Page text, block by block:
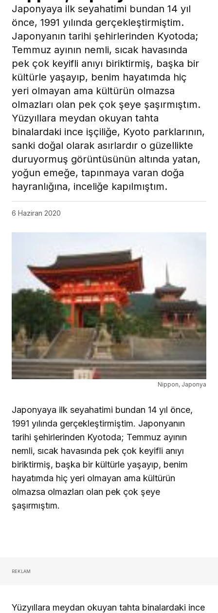
Japonyaya ilk seyahatimi bundan 14 yıl
önce, 1991 yılında gerçekleştirmiştim.
Japonyanın tarihi şehirlerinden Kyotoda;
Temmuz ayının nemli, sıcak havasında
pek çok keyifli anıyı biriktirmiş, başka bir
kültürle yaşayıp, benim hayatımda hiç
yeri olmayan ama kültürün olmazsa
olmazları olan pek çok şeye şaşırmıştım.
Yüzyıllara meydan okuyan tahta
binalardaki ince işçiliğe, Kyoto parklarının,
sanki doğal olarak asırlardır o güzellikte
duruyormuş görüntüsünün altında yatan,
yoğun emeğe, tapınmaya varan doğa
hayranlığına, inceliğe kapılmıştım.
6 Haziran 2020
Nippon, Japonya
Japonyaya ilk seyahatimi bundan 14 yıl önce,
1991 yılında gerçekleştirmiştim. Japonyanın
tarihi şehirlerinden Kyotoda; Temmuz ayının
nemli, sıcak havasında pek çok keyifli anıyı
biriktirmiş, başka bir kültürle yaşayıp, benim
hayatımda hiç yeri olmayan ama kültürün
olmazsa olmazları olan pek çok şeye
şaşırmıştım.
REKLAM
Yüzyıllara meydan okuyan tahta binalardaki ince